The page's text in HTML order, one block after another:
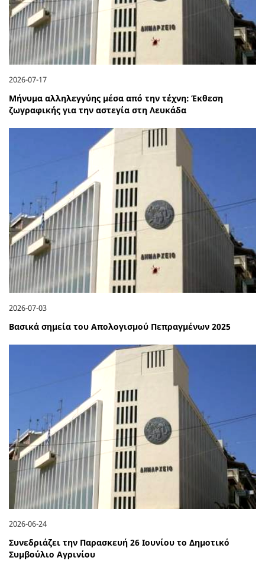
2026-07-17
Μήνυμα αλληλεγγύης μέσα από την τέχνη: Έκθεση
ζωγραφικής για την αστεγία στη Λευκάδα
2026-07-03
Βασικά σημεία του Απολογισμού Πεπραγμένων 2025
2026-06-24
Συνεδριάζει την Παρασκευή 26 Ιουνίου το Δημοτικό
Συμβούλιο Αγρινίου